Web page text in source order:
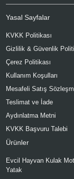
Yasal Sayfalar
KVKK Politikası
Gizlilik & Güvenlik
Çerez Politikası
Kullanım Koşulları
Mesafeli Satış
Teslimat ve İade
Aydınlatma Metni
KVKK Başvuru Talebi
Ürünler
Evcil Hayvan Kulak
Yatak